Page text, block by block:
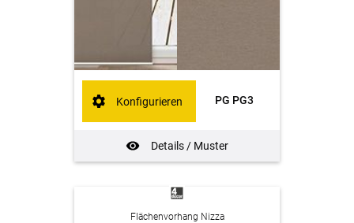
PG PG3
Details / Muster
Konfigurieren
Flächenvorhang Nizza